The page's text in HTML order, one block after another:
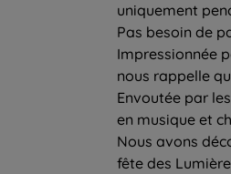
uniquement
Pas besoin de
Impressionnée
nous rappelle
Envoutée par
en musique et
Nous avons
fête des